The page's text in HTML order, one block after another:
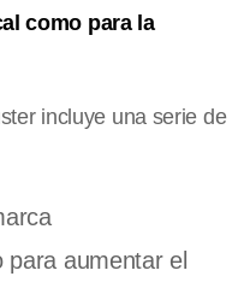
como para la
incluye una serie de
para aumentar el